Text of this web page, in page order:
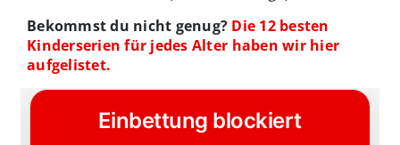
Bekommst du nicht genug? Die 12 besten
Kinderserien für jedes Alter haben wir hier
aufgelistet.